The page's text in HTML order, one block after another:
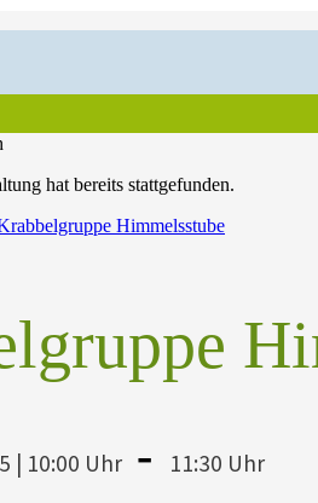
hat bereits stattgefunden.
Himmelsstube
| 10:00 Uhr - 11:30 Uhr